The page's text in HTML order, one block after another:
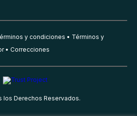
y condiciones
Términos y
Correcciones
los Derechos Reservados.